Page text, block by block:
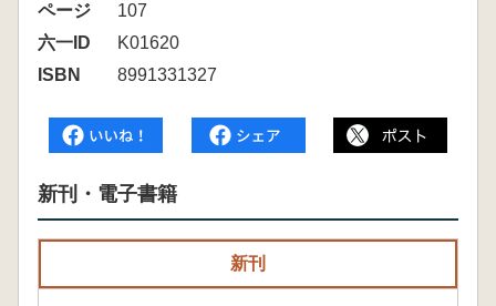
ページ
107
六一ID
K01620
ISBN
8991331327
新刊・電子書籍
新刊